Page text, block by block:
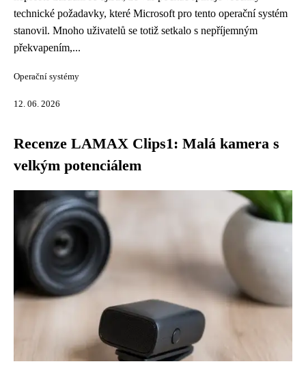
technické požadavky, které Microsoft pro tento operační systém
stanovil. Mnoho uživatelů se totiž setkalo s nepříjemným
překvapením,...
Operační systémy
12. 06. 2026
Recenze LAMAX Clips1: Malá kamera s
velkým potenciálem